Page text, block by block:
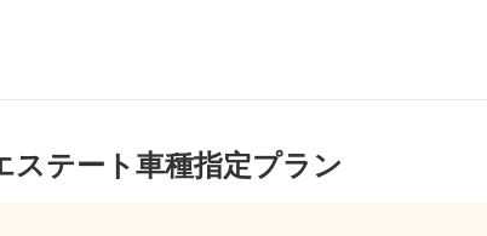
ステート車種指定プラン